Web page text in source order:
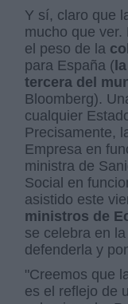
Y sí, claro que
mucho que
el peso de la
para España (
tercera del
Bloomberg).
cualquier
Precisamente, l
Empresa en
ministra de
Social en
asistido este
ministros de
se celebra en
defenderla y
"Creemos que
es el reflejo de